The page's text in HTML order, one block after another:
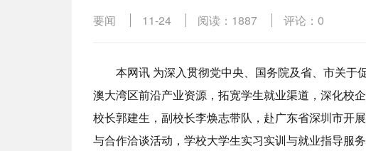
要闻 11-24 阅读：1887 评论：0
本网讯 为深入贯彻党中央、国务院及省、市关于
澳大湾区前沿产业资源，拓宽学生就业渠道，深化校
校长郭建生，副校长李焕志带队，赴广东省深圳市开
与合作洽谈活动，学校大学生实习实训与就业指导服